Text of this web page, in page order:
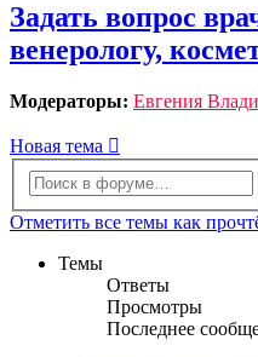
Задать вопрос
венерологу,
Модераторы: Евгения
Новая тема
Отметить все темы как
Темы
Ответы
Просмотры
Последнее